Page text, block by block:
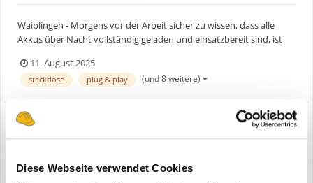
Diese Webseite verwendet Cookies
Waiblingen - Morgens vor der Arbeit sicher zu wissen, dass alle
Akkus über Nacht vollständig geladen und einsatzbereit sind, ist
Verlässlichkeit bietet die neue Akku-Ladesteuerungen CM 10 von
STIHL. Die kostengünstige Plug & Play-Lösung wird über...
11. August 2025
steckdose plug & play (und 8 weitere)
Akku-Ladesteuerungen STIHL CM 10